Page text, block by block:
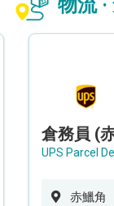
倉務員 (
UPS Parcel
赤鱲角